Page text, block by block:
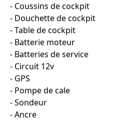
Coussins de cockpit
Douchette de cockpit
Table de cockpit
Batterie moteur
Batteries de service
Circuit 12v
GPS
Pompe de cale
Sondeur
Ancre